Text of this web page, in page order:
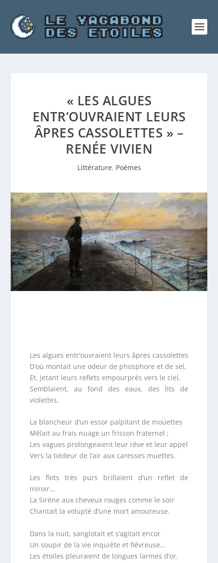
« LES ALGUES
ENTR’OUVRAIENT LEURS
ÂPRES CASSOLETTES » –
RENÉE VIVIEN
Littérature, Poèmes
Les algues entr’ouvraient leurs âpres cassolettes
D’où montait une odeur de phosphore et de sel,
Et, jetant leurs reflets empourprés vers le ciel,
Semblaient, au fond des eaux, des lits de
violettes.
La blancheur d’un essor palpitant de mouettes
Mêlait au frais nuage un frisson fraternel ;
Les vagues prolongeaient leur rêve et leur appel
Vers la tiédeur de l’air aux caresses muettes.
Les flots très purs brillaient d’un reflet de
miroir…
La Sirène aux cheveux rouges comme le soir
Chantait la volupté d’une mort amoureuse.
Dans la nuit, sanglotait et s’agitait encor
Un soupir de la vie inquiète et fiévreuse…
Les étoiles pleuraient de longues larmes d’or.